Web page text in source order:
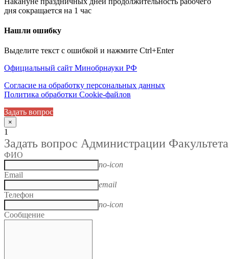
дня сокращается на 1 час
Нашли ошибку
Выделите текст с ошибкой и нажмите Ctrl+Enter
Официальный сайт Минобрнауки РФ
Согласие на обработку персональных данных
Политика обработки Cookie-файлов
Задать вопрос
×
1
Задать вопрос Администрации Факультета
ФИО
no-icon
Email
email
Телефон
no-icon
Сообщение